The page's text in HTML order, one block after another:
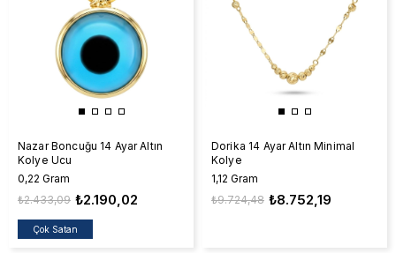
Nazar Boncuğu 14 Ayar Altın
Kolye Ucu
0,22 Gram
₺2.190,02
₺2.433,09
Çok Satan
Dorika 14 Ayar Altın Minimal
Kolye
1,12 Gram
₺8.752,19
₺9.724,48